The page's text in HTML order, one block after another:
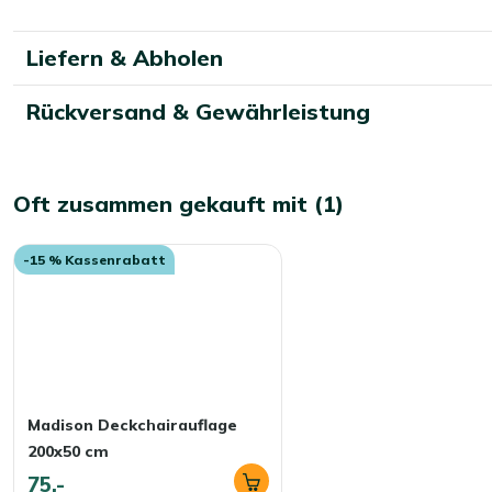
Liefern & Abholen
Rückversand & Gewährleistung
Oft zusammen gekauft mit (1)
-15 % Kassenrabatt
Madison Deckchairauflage
200x50 cm
75,-